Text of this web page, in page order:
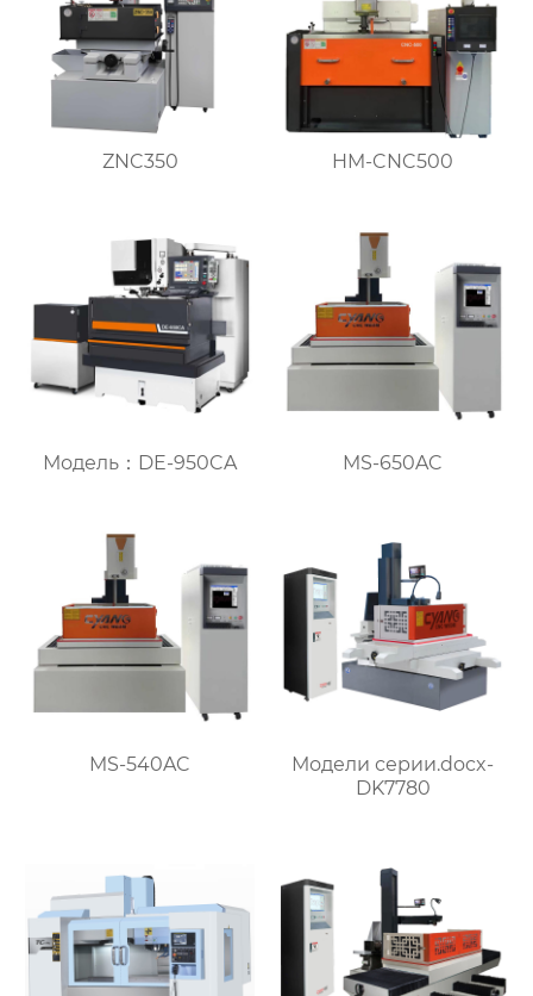
ZNC350 HM-CNC500
Модель：DE-950CA MS-650AC
MS-540AC
Модели серии.docx-
DK7780